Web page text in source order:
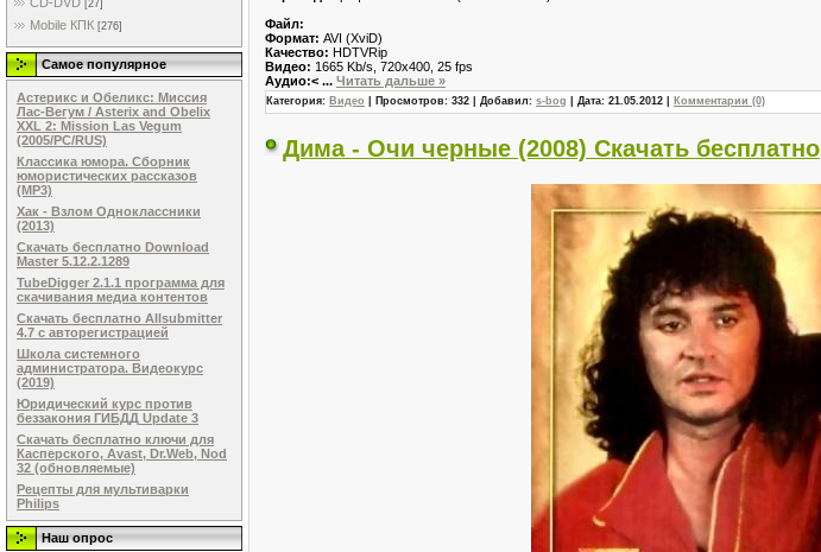
[27]
Mobile КПК [276]
Самое популярное
Астерикс и Обеликс: Миссия
Лас-Вегум / Asterix and Obelix
XXL 2: Mission Las Vegum
(2005/PC/RUS)
Классика юмора. Сборник
юмористических рассказов
(MP3)
Хак - Взлом Одноклассники
(2013)
Скачать бесплатно Download
Master 5.12.2.1289
TubeDigger 2.1.1 программа для
скачивания медиа контентов
Скачать бесплатно Allsubmitter
4.7 с авторегистрацией
Школа системного
администратора. Видеокурс
(2019)
Юридический курс против
беззакония ГИБДД Update 3
Скачать бесплатно ключи для
Касперского, Avast, Dr.Web, Nod
32 (обновляемые)
Рецепты для мультиварки
Philips
Наш опрос
Файл:
Формат: AVI (XviD)
Качество: HDTVRip
Bидео: 1665 Kb/s, 720x400, 25 fps
Aудио:< ... Читать дальше »
Категория: Видео | Просмотров: 332 | Добавил: s-bog | Дата: 21.05.2012 Комментарии (0)
Дима - Очи черные (2008) Скачать бесплатно